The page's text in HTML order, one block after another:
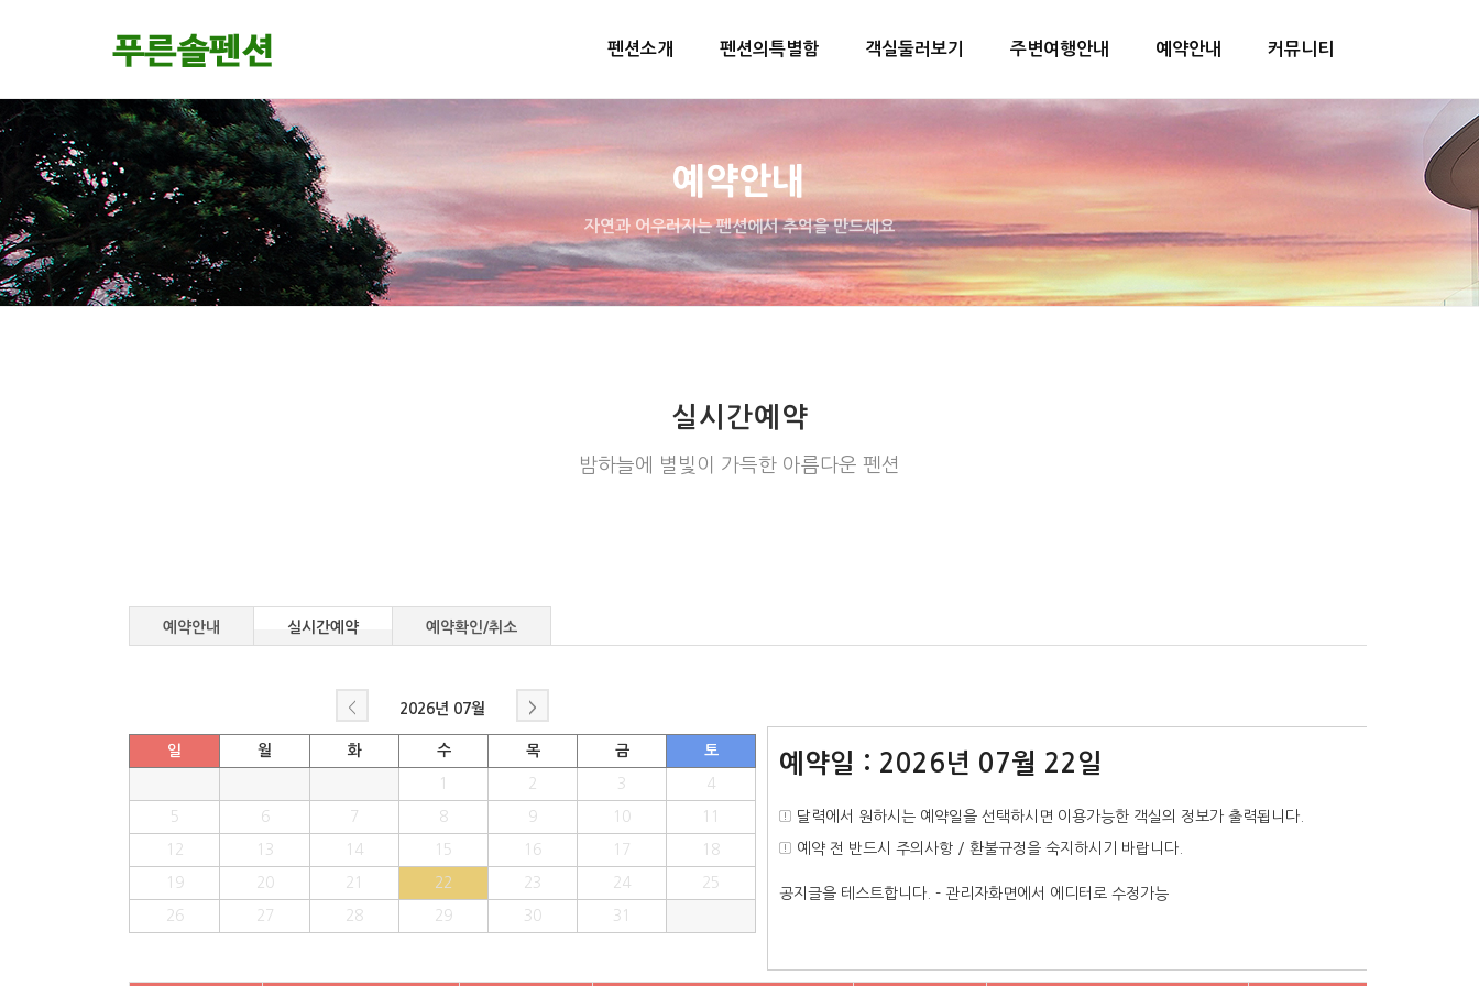
펜션소개 펜션의특별함 객실둘러보기 주변여행안내 예약안내 커뮤니티
예약안내
자연과 어우러지는 펜션에서 추억을 만드세요
실시간예약
밤하늘에 별빛이 가득한 아름다운 펜션
예약안내 실시간예약 예약확인/취소
< 2026년 07월 >
일 월 화 수 목 금 토
2 3 4
5 6 7 8 9 10
12 13 14 15 16 17 18
19 20 21 22 23 24 25
26 27 28 29 30 31
예약일 : 2026년 07월 22일
달력에서 원하시는 예약일을 선택하시면 이용가능한 객실의 정보가 출력됩니다.
예약 전 반드시 주의사항 / 환불규정을 숙지하시기 바랍니다.
공지글을 테스트합니다. - 관리자화면에서 에디터로 수정가능